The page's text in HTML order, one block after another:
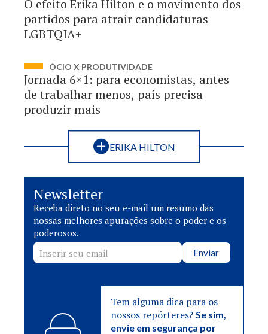
O efeito Erika Hilton e o movimento dos
partidos para atrair candidaturas
LGBTQIA+
ÓCIO X PRODUTIVIDADE
Jornada 6×1: para economistas, antes
de trabalhar menos, país precisa
produzir mais
ERIKA HILTON
Newsletter
Receba direto no seu e-mail um resumo das
nossas melhores apurações sobre o poder e os
poderosos.
Enviar
Tem alguma dica para os
nossos repórteres?Se sim,
envie em segurança por